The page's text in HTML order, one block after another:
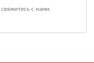
свяжитесь с нами